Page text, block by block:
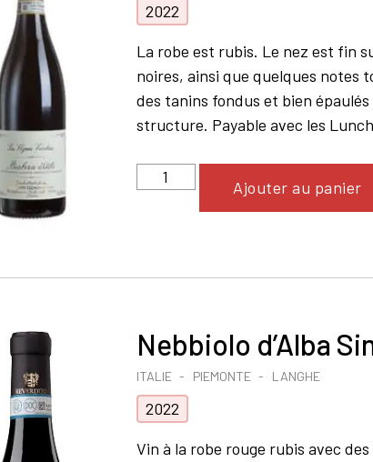
2022
La robe est rubis. Le nez est fin
noires, ainsi que quelques notes
des tanins fondus et bien
structure. Payable avec les
Ajouter au panier
Nebbiolo d’Alba
ITALIE PIEMONTE LANGHE
2022
Vin à la robe rouge rubis avec